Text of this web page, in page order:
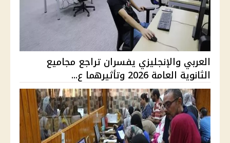
العربي والإنجليزي يفسران تراجع مجاميع
الثانوية العامة 2026 وتأثيرهما ع...